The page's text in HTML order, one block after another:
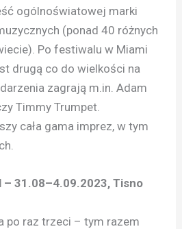
ogólnoświatowej marki
(ponad 40 różnych
Po festiwalu w Miami
drugą co do wielkości na
zagrają m.in. Adam
Timmy Trumpet.
cała gama imprez, w tym
– 31.08–4.09.2023, Tisno
po raz trzeci – tym razem